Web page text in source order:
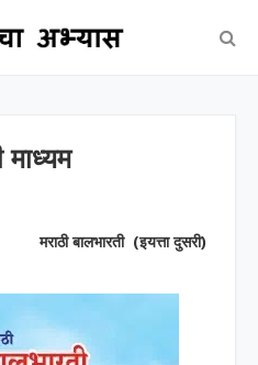
माध्यम
मराठी बालभारती (इयत्ता दुसरी)